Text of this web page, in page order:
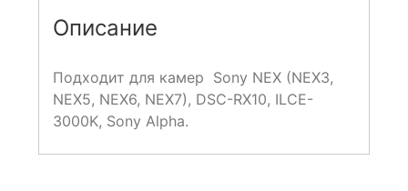
Описание
Подходит для камер Sony NEX (NEX3,
NEX5, NEX6, NEX7), DSC-RX10, ILCE-
3000K, Sony Alpha.